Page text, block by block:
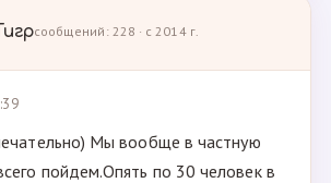
сообщений: 228 · с 2014 г.
Мы вообще в частную
пойдем.Опять по 30 человек в